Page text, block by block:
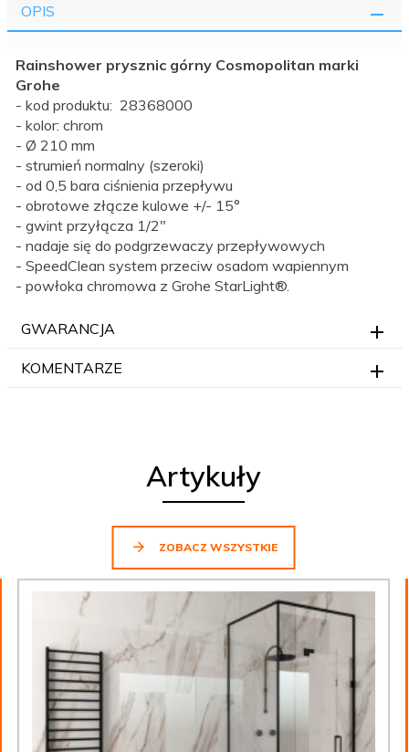
OPIS
Rainshower prysznic górny Cosmopolitan marki
Grohe
- kod produktu: 28368000
- kolor: chrom
- Ø 210 mm
- strumień normalny (szeroki)
- od 0,5 bara ciśnienia przepływu
- obrotowe złącze kulowe +/- 15°
- gwint przyłącza 1/2"
- nadaje się do podgrzewaczy przepływowych
- SpeedClean system przeciw osadom wapiennym
- powłoka chromowa z Grohe StarLight®.
GWARANCJA
KOMENTARZE
Artykuły
ZOBACZ WSZYSTKIE